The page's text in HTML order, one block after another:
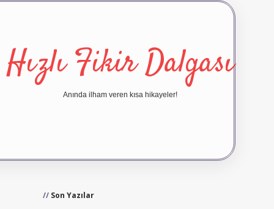
Hızlı Fikir Dalgası
Anında ilham veren kısa hikayeler!
Son Yazılar